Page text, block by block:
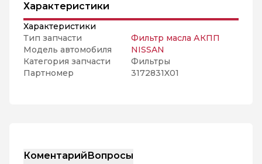
Характеристики
Характеристики
Тип запчасти
Фильтр масла АКПП
Модель автомобиля
NISSAN
Категория запчасти
Фильтры
Партномер
3172831X01
КоментарийВопросы